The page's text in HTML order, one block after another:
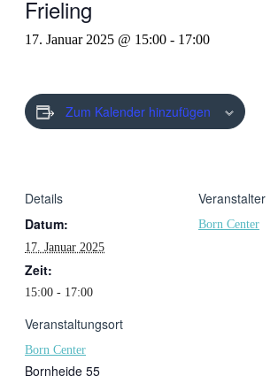
Frieling
17. Januar 2025 @ 15:00 - 17:00
Zum Kalender hinzufügen
Details
Datum:
17. Januar 2025
Zeit:
15:00 - 17:00
Veranstaltungsort
Born Center
Bornheide 55
Veranstalter
Born Center